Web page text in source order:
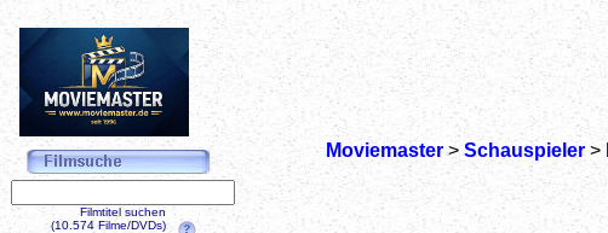
Moviemaster> Schauspieler>
Filmtitel suchen
(10.574 Filme/DVDs)